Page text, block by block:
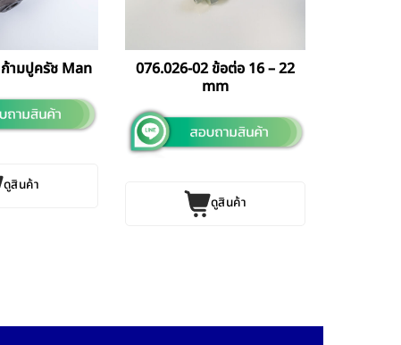
ามปูครัช Man
ดูสินค้า
076.026-02 ข้อต่อ 16 – 22
mm
ดูสินค้า